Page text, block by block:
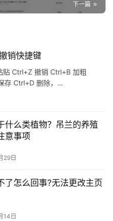
下一篇
销快捷键
贴 Ctrl+Z 撤销 Ctrl+B 加粗
存 Ctrl+D 删除，…
什么类植物？吊兰的养殖
意事项
29日
了怎么回事?无法更改主页
14日